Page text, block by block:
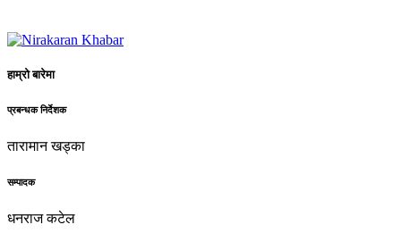
हाम्रो बारेमा
प्रबन्धक निर्देशक
तारामान खड्का
सम्पादक
धनराज कटेल